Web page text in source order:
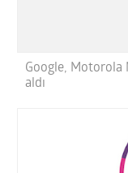
Google, Motorola
aldı